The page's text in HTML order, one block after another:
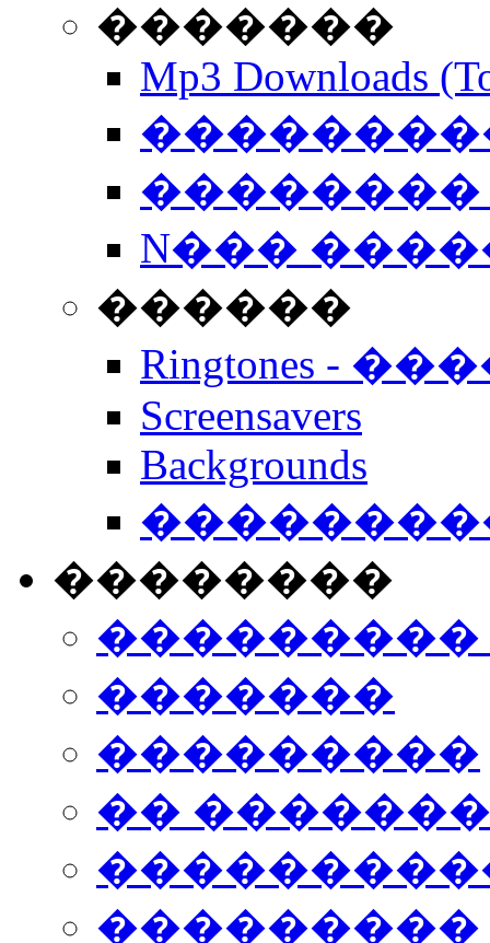
�������
Mp3 Downloads
��������
N���
������
Ringtones -
Screensavers
Backgrounds
��������
���������
�������
���������
��
���������